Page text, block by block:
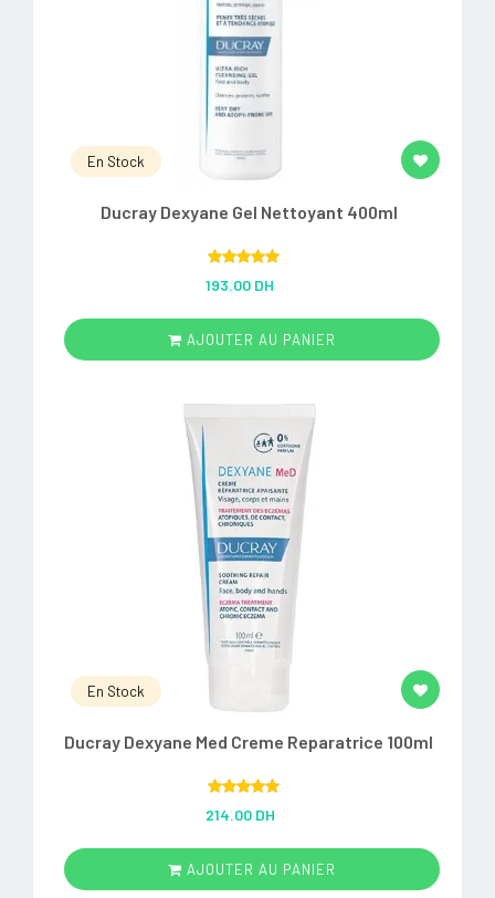
En Stock
Ducray Dexyane Gel Nettoyant 400ml
out of 5
193.00 DH
AJOUTER AU PANIER
En Stock
Ducray Dexyane Med Creme Reparatrice 100ml
out of 5
214.00 DH
AJOUTER AU PANIER